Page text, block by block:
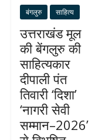
बंगलुरु साहित्य
उत्तराखंड मूल
की बेंगलुरु की
साहित्यकार
दीपाली पंत
तिवारी ‘दिशा’
‘नागरी सेवी
सम्मान–2026’